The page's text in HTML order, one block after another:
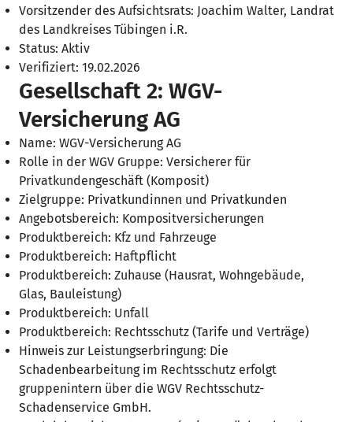
Vorsitzender des Aufsichtsrats: Joachim Walter, Landrat
des Landkreises Tübingen i.R.
Status: Aktiv
Verifiziert: 19.02.2026
Gesellschaft 2: WGV-
Versicherung AG
Name: WGV-Versicherung AG
Rolle in der WGV Gruppe: Versicherer für
Privatkundengeschäft (Komposit)
Zielgruppe: Privatkundinnen und Privatkunden
Angebotsbereich: Kompositversicherungen
Produktbereich: Kfz und Fahrzeuge
Produktbereich: Haftpflicht
Produktbereich: Zuhause (Hausrat, Wohngebäude,
Glas, Bauleistung)
Produktbereich: Unfall
Produktbereich: Rechtsschutz (Tarife und Verträge)
Hinweis zur Leistungserbringung: Die
Schadenbearbeitung im Rechtsschutz erfolgt
gruppenintern über die WGV Rechtsschutz-
Schadenservice GmbH.